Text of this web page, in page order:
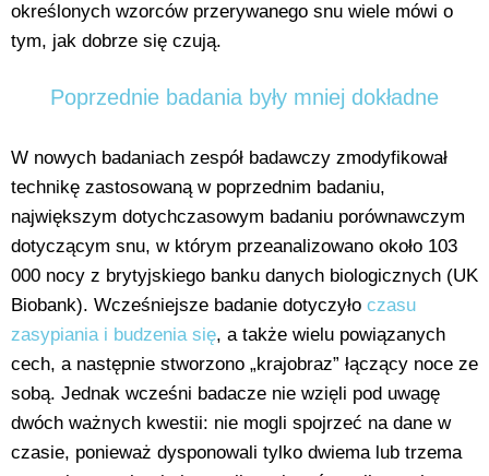
określonych wzorców przerywanego snu wiele mówi o
tym, jak dobrze się czują.
Poprzednie badania były mniej dokładne
W nowych badaniach zespół badawczy zmodyfikował
technikę zastosowaną w poprzednim badaniu,
największym dotychczasowym badaniu porównawczym
dotyczącym snu, w którym przeanalizowano około 103
000 nocy z brytyjskiego banku danych biologicznych (UK
Biobank). Wcześniejsze badanie dotyczyło czasu
zasypiania i budzenia się, a także wielu powiązanych
cech, a następnie stworzono „krajobraz” łączący noce ze
sobą. Jednak wcześni badacze nie wzięli pod uwagę
dwóch ważnych kwestii: nie mogli spojrzeć na dane w
czasie, ponieważ dysponowali tylko dwiema lub trzema